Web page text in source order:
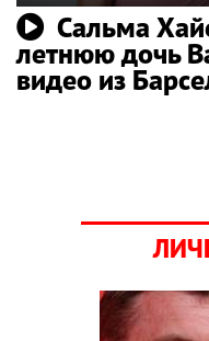
Сальма
летнюю дочь
видео из